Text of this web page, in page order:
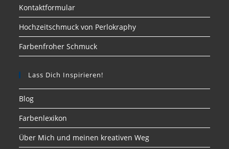
Kontaktformular
Hochzeitschmuck von Perlokraphy
Farbenfroher Schmuck
Lass Dich Inspirieren!
Blog
Farbenlexikon
Über Mich und meinen kreativen Weg